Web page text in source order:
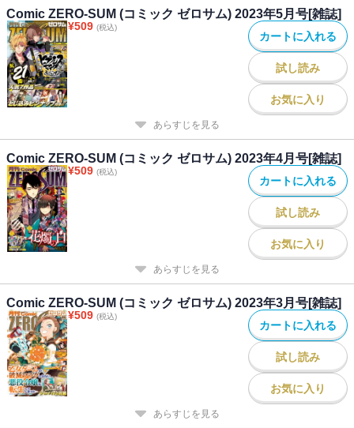
承ください。
Comic ZERO-SUM (コミック ゼロサム) 2023年5月号[雑誌]
¥509 (税込)
カートに入れる
試し読み
お気に入り
あらすじを見る
Comic ZERO-SUM (コミック ゼロサム) 2023年4月号[雑誌]
¥509 (税込)
カートに入れる
試し読み
お気に入り
あらすじを見る
Comic ZERO-SUM (コミック ゼロサム) 2023年3月号[雑誌]
¥509 (税込)
カートに入れる
試し読み
お気に入り
あらすじを見る